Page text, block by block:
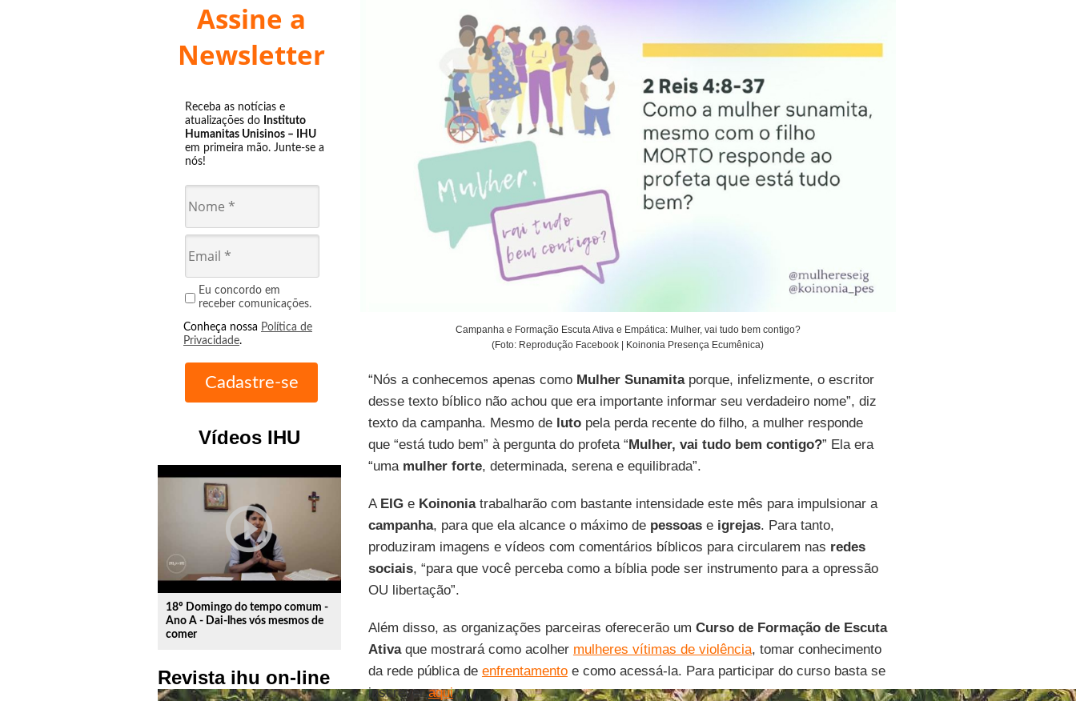
Assine a
Newsletter
Receba as notícias e
atualizações do Instituto
Humanitas Unisinos – IHU
em primeira mão. Junte-se a
nós!
Eu concordo em
receber comunicações.
Conheça nossa Política de
Privacidade.
Vídeos IHU
play_circle_outline
18º Domingo do tempo comum -
Ano A - Dai-lhes vós mesmos de
comer
Revista ihu on-line
Campanha e Formação Escuta Ativa e Empática: Mulher, vai tudo bem contigo?
(Foto: Reprodução Facebook | Koinonia Presença Ecumênica)
“Nós a conhecemos apenas como Mulher Sunamitaporque, infelizmente, o escritor
desse texto bíblico não achou que era importante informar seu verdadeiro nome”, diz
texto da campanha. Mesmo de lutopela perda recente do filho, a mulher responde
que “está tudo bem” à pergunta do profeta “Mulher, vai tudo bem contigo?” Ela era
“uma mulher forte, determinada, serena e equilibrada”.
A EIGe Koinoniatrabalharão com bastante intensidade este mês para impulsionar a
campanha, para que ela alcance o máximo de pessoase igrejas. Para tanto,
produziram imagens e vídeos com comentários bíblicos para circularem nas redes
sociais, “para que você perceba como a bíblia pode ser instrumento para a opressão
OU libertação”.
Além disso, as organizações parceiras oferecerão um Curso de Formação de Escuta
Ativaque mostrará como acolher mulheres vítimas de violência, tomar conhecimento
da rede pública de enfrentamentoe como acessá-la. Para participar do curso basta se
inscreveraqui.